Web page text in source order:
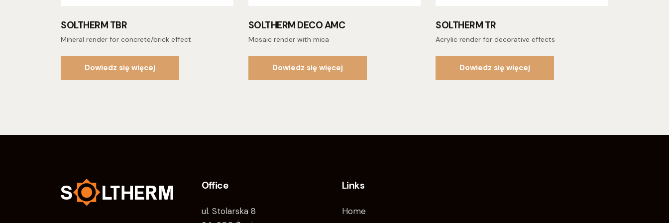
SOLTHERM TBR
Mineral render for concrete/brick effect
Dowiedz się więcej
SOLTHERM DECO AMC
Mosaic render with mica
Dowiedz się więcej
SOLTHERM TR
Acrylic render for decorative effects
Dowiedz się więcej
Office
ul. Stolarska 8
Links
Home